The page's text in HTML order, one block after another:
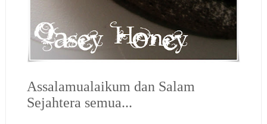
Assalamualaikum dan Salam
Sejahtera semua...